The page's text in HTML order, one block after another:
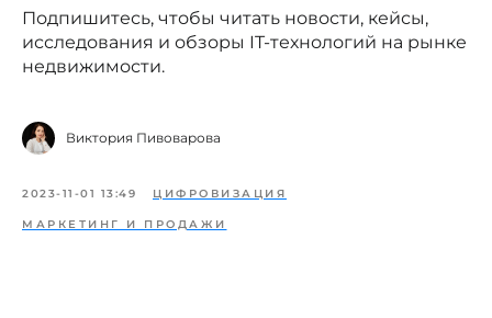
Подпишитесь, чтобы читать новости, кейсы,
исследования и обзоры IT-технологий на рынке
недвижимости.
Виктория Пивоварова
2023-11-01 13:49 ЦИФРОВИЗАЦИЯ
МАРКЕТИНГ И ПРОДАЖИ